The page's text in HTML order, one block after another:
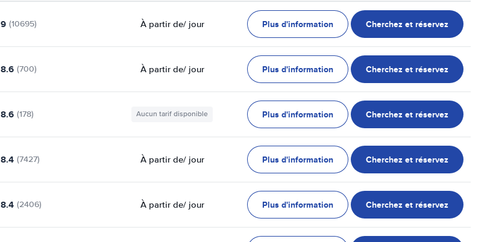
9 (10695) À partir de/ jour Plus d'information Cherchez et réservez
8.6 (700) À partir de/ jour Plus d'information Cherchez et réservez
8.6 (178) Aucun tarif disponible Plus d'information Cherchez et réservez
8.4 (7427) À partir de/ jour Plus d'information Cherchez et réservez
8.4 (2406) À partir de/ jour Plus d'information Cherchez et réservez